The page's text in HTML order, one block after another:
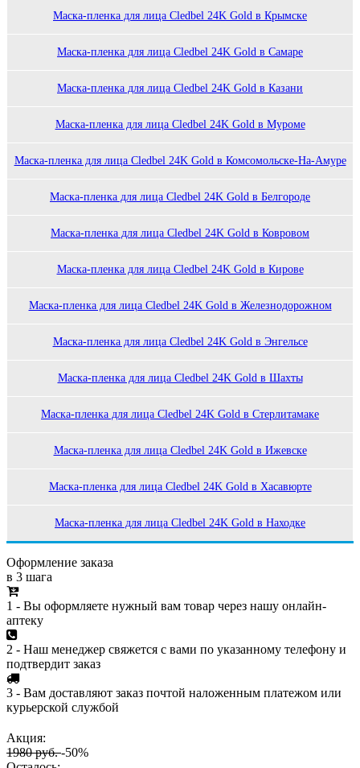
Маска-пленка для лица Cledbel 24K Gold в Крымске
Маска-пленка для лица Cledbel 24K Gold в Самаре
Маска-пленка для лица Cledbel 24K Gold в Казани
Маска-пленка для лица Cledbel 24K Gold в Муроме
Маска-пленка для лица Cledbel 24K Gold в Комсомольске-На-Амуре
Маска-пленка для лица Cledbel 24K Gold в Белгороде
Маска-пленка для лица Cledbel 24K Gold в Ковровом
Маска-пленка для лица Cledbel 24K Gold в Кирове
Маска-пленка для лица Cledbel 24K Gold в Железнодорожном
Маска-пленка для лица Cledbel 24K Gold в Энгельсе
Маска-пленка для лица Cledbel 24K Gold в Шахты
Маска-пленка для лица Cledbel 24K Gold в Стерлитамаке
Маска-пленка для лица Cledbel 24K Gold в Ижевске
Маска-пленка для лица Cledbel 24K Gold в Хасавюрте
Маска-пленка для лица Cledbel 24K Gold в Находке
Оформление заказа
в 3 шага
1 - Вы оформляете нужный вам товар через нашу онлайн-
аптеку
2 - Наш менеджер свяжется с вами по указанному телефону и
подтвердит заказ
3 - Вам доставляют заказ почтой наложенным платежом или
курьерской службой
Акция:
1980 руб.-50%